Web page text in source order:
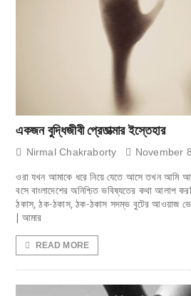
একজন বুদ্ধিজীবী প্রেতাত্মার ইস্তেহার
Nirmal Chakraborty November
ওরা যখন আমাকে ধরে নিয়ে যেতে আসে তখন আমি
বসে বাংলাদেশের অনিশ্চিত ভবিষ্যতের কথা আলাপ
ঠকাস, ঠক-ঠকাস, ঠক-ঠকাস সদম্ভ বুটের আওয়াজ
| আমার
READ MORE